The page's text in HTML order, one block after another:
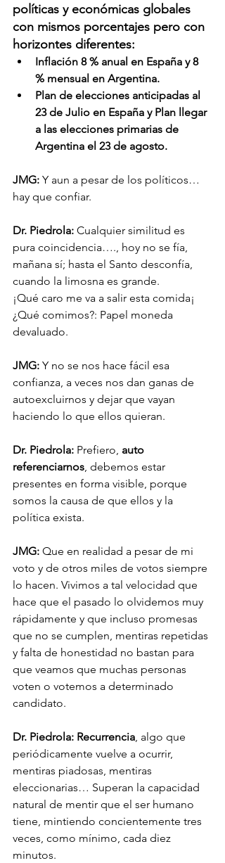
políticas y económicas globales
con mismos porcentajes pero con
horizontes diferentes:
Inflación 8 % anual en España y 8
% mensual en Argentina.
Plan de elecciones anticipadas al
23 de Julio en España y Plan llegar
a las elecciones primarias de
Argentina el 23 de agosto.
JMG: Y aun a pesar de los políticos…
hay que confiar.
Dr. Piedrola: Cualquier similitud es
pura coincidencia…., hoy no se fía,
mañana sí; hasta el Santo desconfía,
cuando la limosna es grande.
¡Qué caro me va a salir esta comida¡
¿Qué comimos?: Papel moneda
devaluado.
JMG: Y no se nos hace fácil esa
confianza, a veces nos dan ganas de
autoexcluirnos y dejar que vayan
haciendo lo que ellos quieran.
Dr. Piedrola: Prefiero, auto
referenciarnos , debemos estar
presentes en forma visible, porque
somos la causa de que ellos y la
política exista.
JMG: Que en realidad a pesar de mi
voto y de otros miles de votos siempre
lo hacen. Vivimos a tal velocidad que
hace que el pasado lo olvidemos muy
rápidamente y que incluso promesas
que no se cumplen, mentiras repetidas
y falta de honestidad no bastan para
que veamos que muchas personas
voten o votemos a determinado
candidato.
Dr. Piedrola: Recurrencia , algo que
periódicamente vuelve a ocurrir,
mentiras piadosas, mentiras
eleccionarias… Superan la capacidad
natural de mentir que el ser humano
tiene, mintiendo concientemente tres
veces, como mínimo, cada diez
minutos.